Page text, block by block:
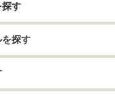
探す
探す